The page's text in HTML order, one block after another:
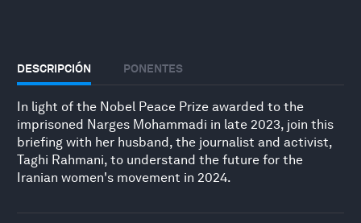
DESCRIPCIÓN PONENTES
In light of the Nobel Peace Prize awarded to the
imprisoned Narges Mohammadi in late 2023, join this
briefing with her husband, the journalist and activist,
Taghi Rahmani, to understand the future for the
Iranian women's movement in 2024.